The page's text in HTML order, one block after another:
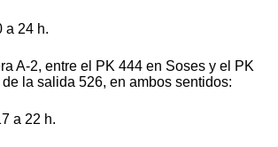
a 24 h.
A-2, entre el PK 444 en Soses y el PK
la salida 526, en ambos sentidos:
a 22 h.